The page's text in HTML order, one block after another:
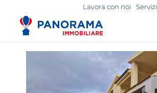
Lavora con noi Servizi